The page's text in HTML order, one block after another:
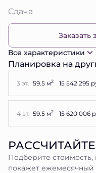
Сдача
Заказать
Все характеристики
Планировка на
3 эт. 59.5 м2 15 542 295
4 эт. 59.5 м2 15 620 006
Подберите стоимость,
покажет